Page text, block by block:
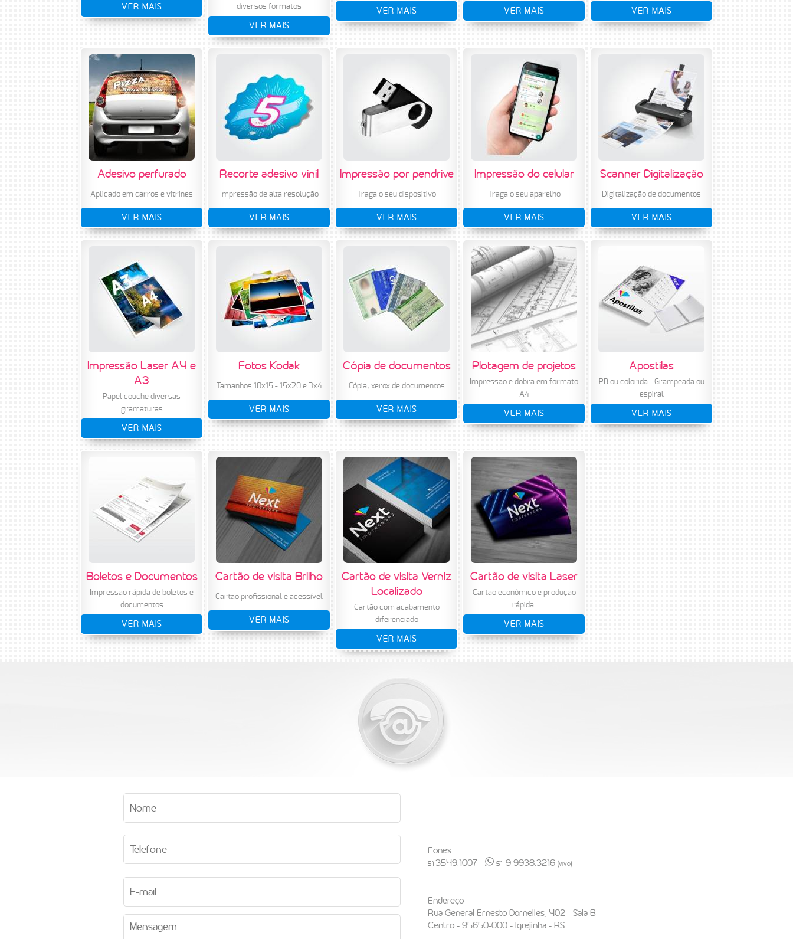
VER MAIS
diversos formatos
VER MAIS
VER MAIS VER MAIS VER MAIS
Adesivo perfurado
Aplicado em carros e vitrines
VER MAIS
Recorte adesivo vinil
Impressão de alta resolução
VER MAIS
Impressão por pendrive
Traga o seu dispositivo
VER MAIS
Impressão do celular
Traga o seu aparelho
VER MAIS
Scanner Digitalização
Digitalização de documentos
VER MAIS
Impressão Laser A4 e
A3
Papel couche diversas
gramaturas
VER MAIS
Fotos Kodak
Tamanhos 10x15 - 15x20 e 3x4
VER MAIS
Cópia de documentos
Cópia, xerox de documentos
VER MAIS
Plotagem de projetos
Impressão e dobra em formato
A4
VER MAIS
Apostilas
PB ou colorida - Grampeada ou
espiral
VER MAIS
Boletos e Documentos
Impressão rápida de boletos e
documentos
VER MAIS
Cartão de visita Brilho
Cartão profissional e acessível
VER MAIS
Cartão de visita Verniz
Localizado
Cartão com acabamento
diferenciado
VER MAIS
Cartão de visita Laser
Cartão econômico e produção
rápida.
VER MAIS
Fones
51 3549.1007 51 9 9938.3216 (vivo)
Endereço
Rua General Ernesto Dornelles, 402 - Sala B
Centro - 95650-000 - Igrejinha - RS